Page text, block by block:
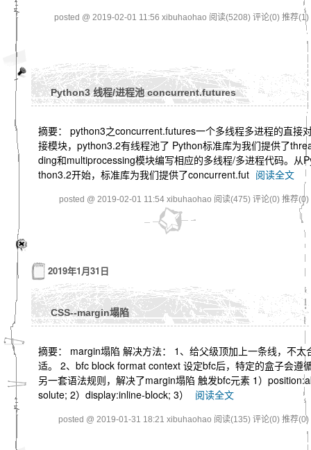
posted @ 2019-02-01 11:56 xibuhaohao 阅读(5208) 评论(0) 推荐(1)
Python3 线程/进程池 concurrent.futures
摘要： python3之concurrent.futures一个多线程多进程的直接
接模块，python3.2有线程池了 Python标准库为我们提供了
ding和multiprocessing模块编写相应的多线程/多进程代码。从
thon3.2开始，标准库为我们提供了concurrent.fut 阅读全文
posted @ 2019-02-01 11:54 xibuhaohao 阅读(475) 评论(0) 推荐(0)
2019年1月31日
CSS--margin塌陷
摘要： margin塌陷 解决方法： 1、给父级顶加上一条线，不太
适。 2、bfc block format context 设定bfc后，特定的盒子会遵
另一套语法规则，解决了margin塌陷 触发bfc元素 1）
solute; 2）display:inline-block; 3）
阅读全文
posted @ 2019-01-31 18:21 xibuhaohao 阅读(135) 评论(0) 推荐(0)